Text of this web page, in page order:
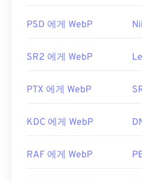
IrfanView, Windows Photo
그인을 설치해야 합니다.
유용한 링크:
관련 WebP 도구:
PSD 에게 WebP
SR2 에게 WebP
PTX 에게 WebP
KDC 에게 WebP
RAF 에게 WebP